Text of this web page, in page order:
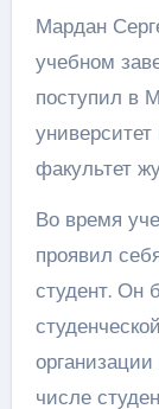
Мардан
учебном
поступил в
факультет
Во время
проявил
студент. Он
числе